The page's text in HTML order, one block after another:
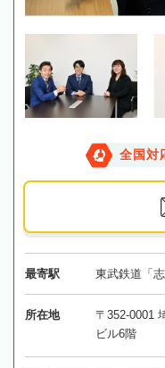
全国対
最寄駅 東武鉄道「
所在地
〒352-0001
ビル6階